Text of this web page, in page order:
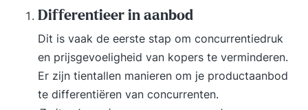
voorbeelden Reflectie en discussie AI-simulaties
Het doel is om theorie direct te vertalen naar
praktijk, zonder complexe wiskunde of
programmeerwerk. Doelgroep De AI voor
Business & Government training is geschikt voor
Differentieer in aanbod
Dit is vaak de eerste stap om concurrentiedruk
en prijsgevoeligheid van kopers te verminderen.
Er zijn tientallen manieren om je productaanbod
te differentiëren van concurrenten.